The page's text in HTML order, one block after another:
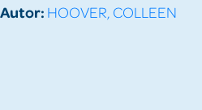
Autor: HOOVER, COLLEEN